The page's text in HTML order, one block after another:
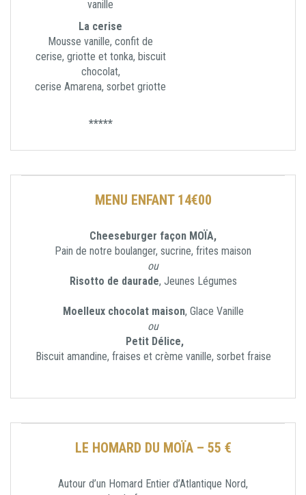
vanille
La cerise
Mousse vanille, confit de
cerise, griotte et tonka, biscuit
chocolat,
cerise Amarena, sorbet griotte
*****
MENU ENFANT 14€00
Cheeseburger façon MOÏA,
Pain de notre boulanger, sucrine, frites maison
ou
Risotto de daurade, Jeunes Légumes
Moelleux chocolat maison, Glace Vanille
ou
Petit Délice,
Biscuit amandine, fraises et crème vanille, sorbet fraise
LE HOMARD DU MOÏA – 55 €
Autour d’un Homard Entier d’Atlantique Nord,